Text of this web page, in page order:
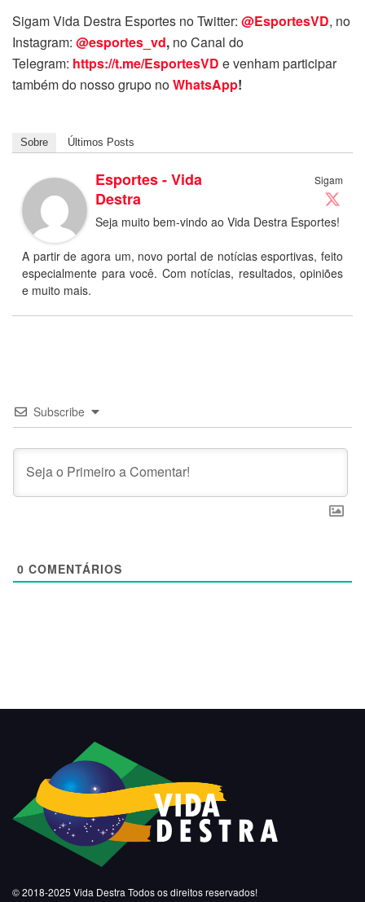
Sigam Vida Destra Esportes no Twitter: @EsportesVD, no
Instagram: @esportes_vd, no Canal do
Telegram: https://t.me/EsportesVD e venham participar
também do nosso grupo noWhatsApp!
Sobre Últimos Posts
Sigam
Esportes - Vida
Destra
Seja muito bem-vindo ao Vida Destra Esportes!
A partir de agora um, novo portal de notícias esportivas, feito
especialmente para você. Com notícias, resultados, opiniões
e muito mais.
Subscribe
0 COMENTÁRIOS
© 2018-2025 Vida Destra Todos os direitos reservados!